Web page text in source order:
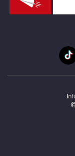
I